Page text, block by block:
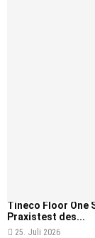
Tineco Floor One
Praxistest des...
25. Juli 2026